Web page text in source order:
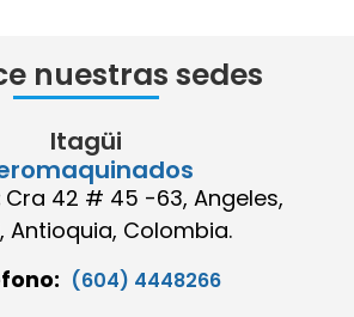
nuestras sedes
Itagüi
Cra 42 # 45 -63, Angeles,
Antioquia, Colombia.
(604) 4448266